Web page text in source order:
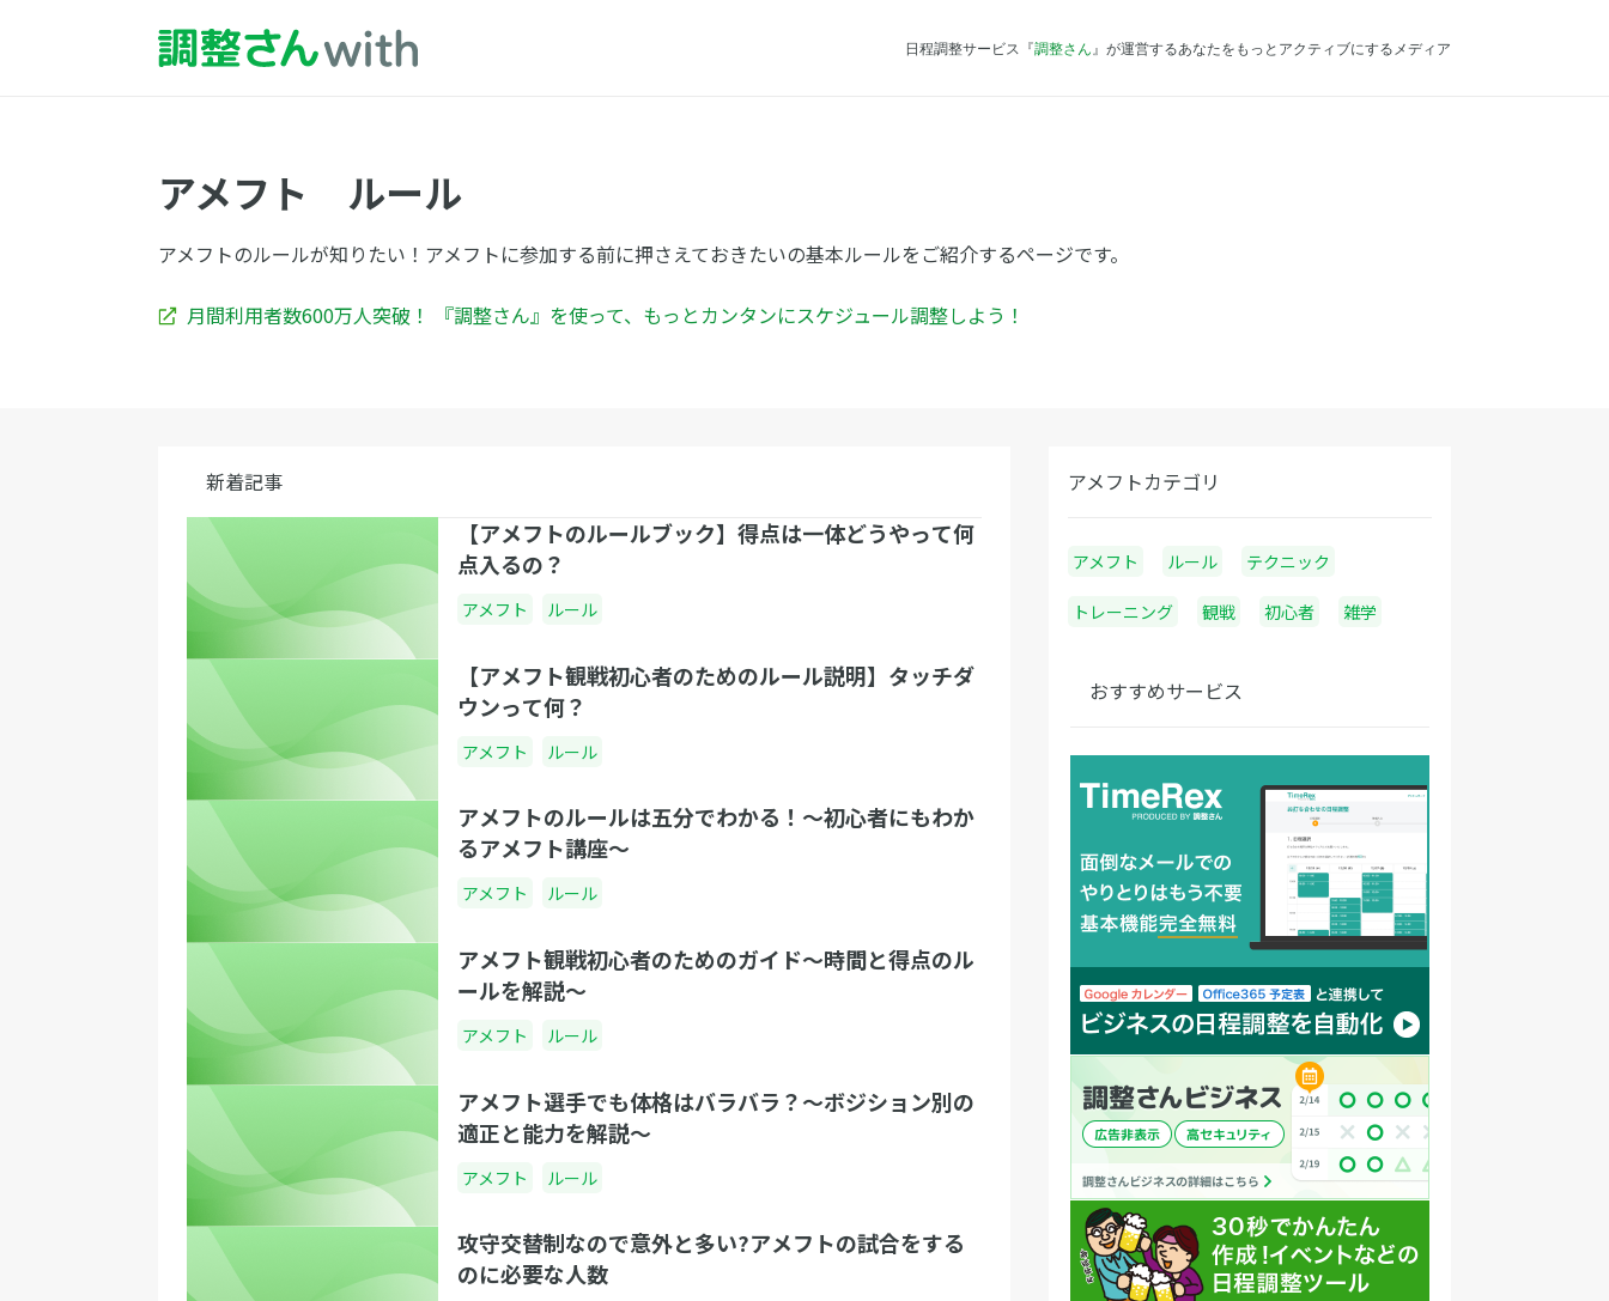
日程調整サービス『調整さん 』が運営するあなたをもっとアクティブにするメディア
アメフト ルール
アメフトのルールが知りたい！アメフトに参加する前に押さえておきたいの基本ルールをご紹介するページです。
月間利用者数600万人突破！ 『調整さん』を使って、もっとカンタンにスケジュール調整しよう！
新着記事
【アメフトのルールブック】得点は一体どうやって何
点入るの？
アメフト ルール
【アメフト観戦初心者のためのルール説明】タッチダ
ウンって何？
アメフト ルール
アメフトのルールは五分でわかる！〜初心者にもわか
るアメフト講座〜
アメフト ルール
アメフト観戦初心者のためのガイド〜時間と得点のル
ールを解説〜
アメフト ルール
アメフト選手でも体格はバラバラ？〜ボジション別の
適正と能力を解説〜
アメフト ルール
攻守交替制なので意外と多い?アメフトの試合をする
のに必要な人数
アメフトカテゴリ
アメフト ルール テクニック
トレーニング 観戦 初心者 雑学
おすすめサービス